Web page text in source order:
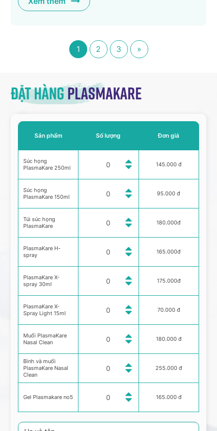
1 2 3 »
Đặt hàngPlasmakare
Sản phẩm
Súc họng
PlasmaKare 250ml
Súc họng
PlasmaKare 150ml
Túi súc họng
PlasmaKare
PlasmaKare H-
spray
PlasmaKare X-
spray 30ml
PlasmaKare X-
Spray Light 15ml
Muối PlasmaKare
Nasal Clean
Bình và muối
PlasmaKare Nasal
Clean
Gel Plasmakare no5
Số lượng Đơn giá
145.000 đ
95.000 đ
180.000đ
165.000đ
175.000đ
70.000 đ
180.000 đ
255.000 đ
165.000 đ